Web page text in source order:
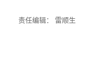
责任编辑： 雷顺生